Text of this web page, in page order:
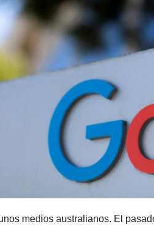
medios australianos. El